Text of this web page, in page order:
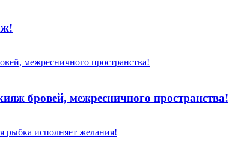
бровей, межресничного пространства!